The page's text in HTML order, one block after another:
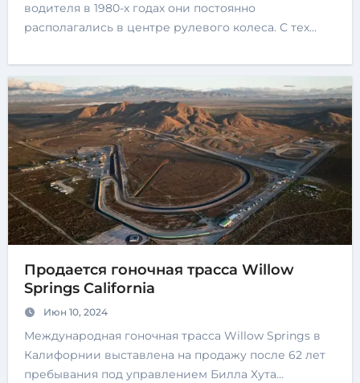
водителя в 1980-х годах они постоянно
располагались в центре рулевого колеса. С тех…
Продается гоночная трасса Willow
Springs California
Июн 10, 2024
Международная гоночная трасса Willow Springs в
Калифорнии выставлена ​​на продажу после 62 лет
пребывания под управлением Билла Хута…